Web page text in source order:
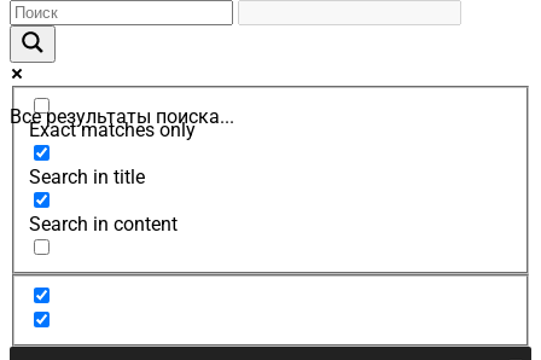
Все результаты поиска...
Exact matches only
Search in title
Search in content